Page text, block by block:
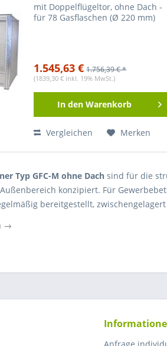
mit Doppelflügeltor, ohne Dach -
für 78 Gasflaschen (Ø 220 mm)
1.545,63 € 1.756,39 € *
(1839,30 € inkl. 19% MwSt.)
In den Warenkorb
Vergleichen Merken
Typ GFC-M ohne Dach sind für die
konzipiert. Für
bereitgestellt,
oben. Das ist insbesondere dort
Sortiments von Lagertechnik-
passende Varianten innerhalb der
Container Typ
→